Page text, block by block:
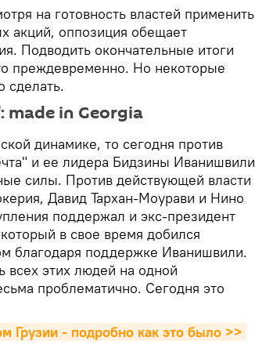
на готовность властей применить
акций, оппозиция обещает
Подводить окончательные итоги
преждевременно. Но некоторые
сделать.
in Georgia
динамике, то сегодня против
и ее лидера Бидзины Иванишвили
силы. Против действующей власти
Давид Тархан-Моурави и Нино
поддержал и экс-президент
в свое время добился
благодаря поддержке Иванишвили.
всех этих людей на одной
проблематично. Сегодня это
Грузии - подробно как это было >>